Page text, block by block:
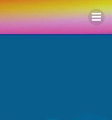
Naar
de
inhoud